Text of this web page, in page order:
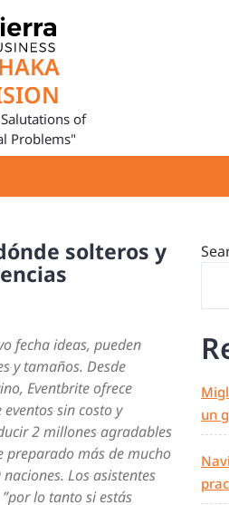
of
Problems"
solteros y
fecha ideas, pueden
y tamaños. Desde
Eventbrite ofrece
sin costo y
2 millones agradables
preparado más de mucho
Los asistentes
lo tanto si estás
un